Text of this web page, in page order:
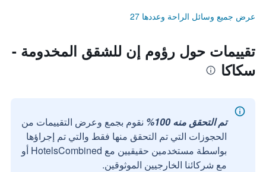
عرض جميع وسائل الراحة وعددها 27
تقييمات حول رؤوم إن للشقق المخدومة -
سكاكا
تم التحقق منه 100%
نقوم بجمع وعرض التقييمات من
الحجوزات التي تم التحقق منها فقط والتي تم إجراؤها
بواسطة مستخدمين حقيقيين مع HotelsCombined أو
مع شركائنا الخارجيين الموثوقين.